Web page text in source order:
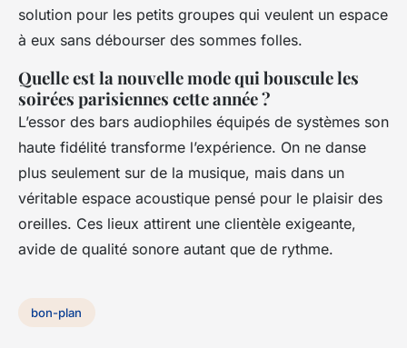
solution pour les petits groupes qui veulent un espace
à eux sans débourser des sommes folles.
Quelle est la nouvelle mode qui bouscule les
soirées parisiennes cette année ?
L’essor des bars audiophiles équipés de systèmes son
haute fidélité transforme l’expérience. On ne danse
plus seulement sur de la musique, mais dans un
véritable espace acoustique pensé pour le plaisir des
oreilles. Ces lieux attirent une clientèle exigeante,
avide de qualité sonore autant que de rythme.
bon-plan